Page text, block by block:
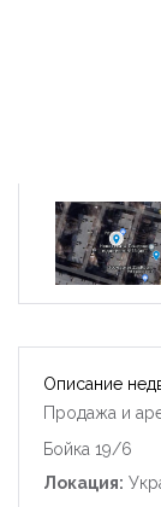
Описание
Продажа и
Бойка 19/6
Локация: